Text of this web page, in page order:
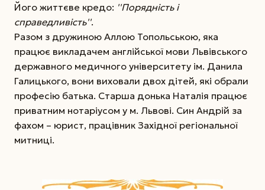
Його життєве кредо: ''Порядність і
справедливість''.
Разом з дружиною Аллою Топольською, яка
працює викладачем англійської мови Львівського
державного медичного університету ім. Данила
Галицького, вони виховали двох дітей, які обрали
професію батька. Старша донька Наталія працює
приватним нотаріусом у м. Львові. Син Андрій за
фахом – юрист, працівник Західної регіональної
митниці.